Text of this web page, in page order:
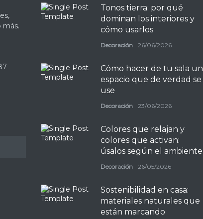
más.
Tonos tierra: por qué
dominan los interiores y
cómo usarlos
Decoración 26/06/2026
Cómo hacer de tu sala un
espacio que de verdad se
use
Decoración 23/06/2026
Colores que relajan y
colores que activan:
úsalos según el ambiente
Decoración 26/05/2026
Sostenibilidad en casa:
materiales naturales que
están marcando